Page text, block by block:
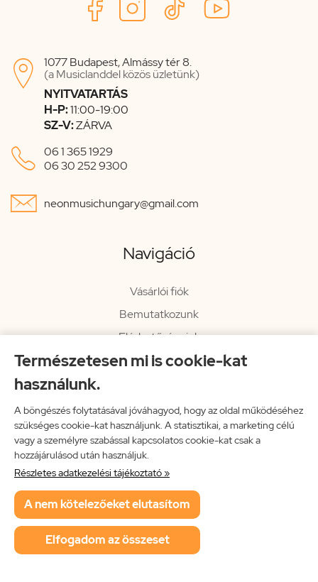
Természetesen mi is cookie-kat
használunk.
A böngészés folytatásával jóváhagyod, hogy az oldal működéséhez
szükséges cookie-kat használjunk. A statisztikai, a marketing célú
vagy a személyre szabással kapcsolatos cookie-kat csak a
hozzájárulásod után használjuk.
Részletes adatkezelési tájékoztató »
A nem kötelezőeket elutasítom
Elfogadom az összeset

1077 Budapest, Almássy tér 8.
(a Musiclanddel közös üzletünk)
NYITVATARTÁS
H-P:11:00-19:00
SZ-V:ZÁRVA
 06 1 365 1929
06 30 252 9300
 neonmusichungary@gmail.com
Navigáció
Vásárlói fiók
Bemutatkozunk
Elérhetőségeink
Hírlevél
Impresszum
Vissza a főoldalra
Neon Music Hungary Bt.
ÁSZF
Adatkezelési tájékoztató